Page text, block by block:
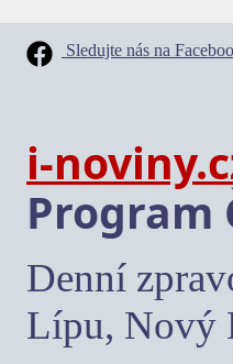
Sledujte nás na
i-
Program
Denní
Lípu, Nový